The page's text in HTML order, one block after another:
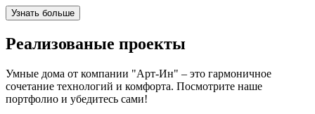
Узнать больше
Реализованые проекты
Умные дома от компании "Арт-Ин" – это гармоничное
сочетание технологий и комфорта. Посмотрите наше
портфолио и убедитесь сами!